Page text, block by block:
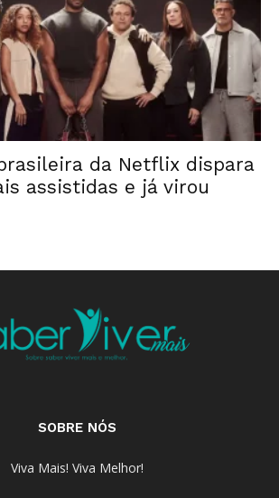
da Netflix dispara
assistidas e já virou
SOBRE NÓS
Viva Mais! Viva Melhor!